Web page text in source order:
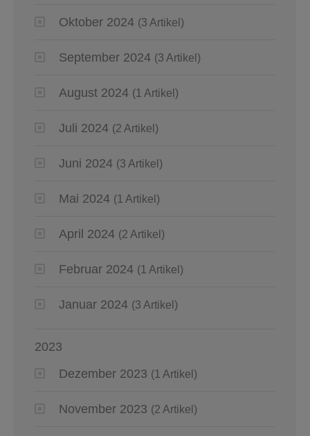
Oktober 2024 (3 Artikel)
September 2024 (3 Artikel)
August 2024 (1 Artikel)
Juli 2024 (2 Artikel)
Juni 2024 (3 Artikel)
Mai 2024 (1 Artikel)
April 2024 (2 Artikel)
Februar 2024 (1 Artikel)
Januar 2024 (3 Artikel)
2023
Dezember 2023 (1 Artikel)
November 2023 (2 Artikel)